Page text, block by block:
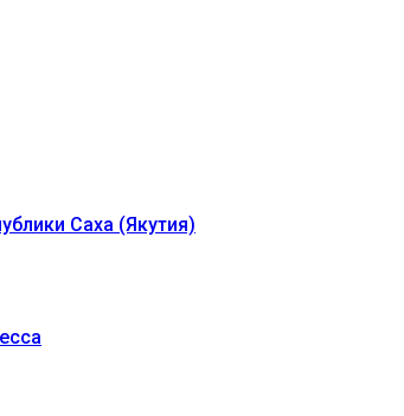
Саха (Якутия)